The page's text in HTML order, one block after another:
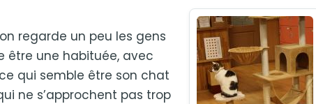
regarde un peu les gens
être une habituée, avec
qui semble être son chat
ne s’approchent pas trop